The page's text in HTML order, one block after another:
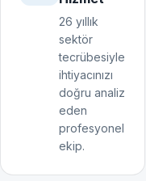
26 yıllık
sektör
tecrübesiyle
ihtiyacınızı
doğru analiz
eden
profesyonel
ekip.